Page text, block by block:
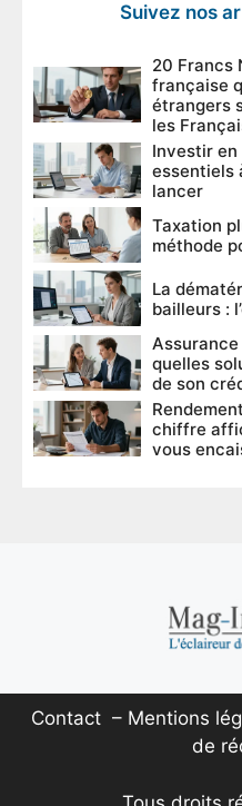
Suivez nos
20 Francs
française
étrangers
les
Investir en
essentiels
lancer
Taxation
méthode
La
bailleurs :
quelles
de son
chiffre
vous
Contact – Mentions
de